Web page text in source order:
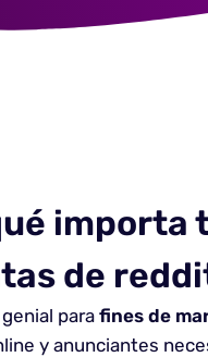
importa
de
para fines de
y anunciantes